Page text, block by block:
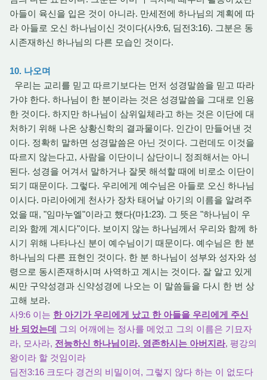
아들이 육신을 입은 것이 아니라. 만세전에 하나님의 계획에 따
라 아들로 오신 하나님이신 것이다(사9:6, 딤전3:16). 그분은 동
시존재하신 하나님의 다른 모습인 것이다.
10. 나오며
우리는 교리를 믿고 따르기보다는 먼저 성경말씀을 믿고 따라
가야 한다. 하나님이 한 분이라는 것은 성경말씀을 그대로 인용
한 것이다. 하지만 하나님이 삼위일체라고 하는 것은 이단에 대
처하기 위해 나온 상황신학의 결과물이다. 인간이 만들어낸 것
이다. 정확히 말하면 성경말씀은 아닌 것이다. 그런데도 이것을
따르지 않는다고, 사람을 이단이니 삼단이니 정죄해서는 아니
된다. 성경을 어겨서 말하거나 잘못 해석할 때에 비로소 이단이
되기 때문이다. 그렇다. 우리에게 예수님은 아들로 오신 하나님
이시다. 마리아에게 천사가 장차 태어날 아기의 이름을 알려주
었을 때, "임마누엘"이라고 했다(마1:23). 그 뜻은 "하나님이 우
리와 함께 계시다"이다. 보이지 않는 하나님께서 우리와 함께 하
시기 위해 나타나신 분이 예수님이기 때문이다. 예수님은 한 분
하나님의 다른 표현인 것이다. 한 분 하나님이 성부와 성자와 성
령으로 동시존재하시며 사역하고 계시는 것이다. 잘 알고 있게
씨만 구약성경과 신약성경에 나오는 이 말씀들을 다시 한 번 상
고해 보라.
사9:6 이는 한 아기가 우리에게 났고 한 아들을 우리에게 주신
바 되었는데 그의 어깨에는 정사를 메었고 그의 이름은 기묘자
라, 모사라, 전능하신 하나님이라, 영존하시는 아버지라, 평강의
왕이라 할 것임이라
딤전3:16 크도다 경건의 비밀이여, 그렇지 않다 하는 이 없도다